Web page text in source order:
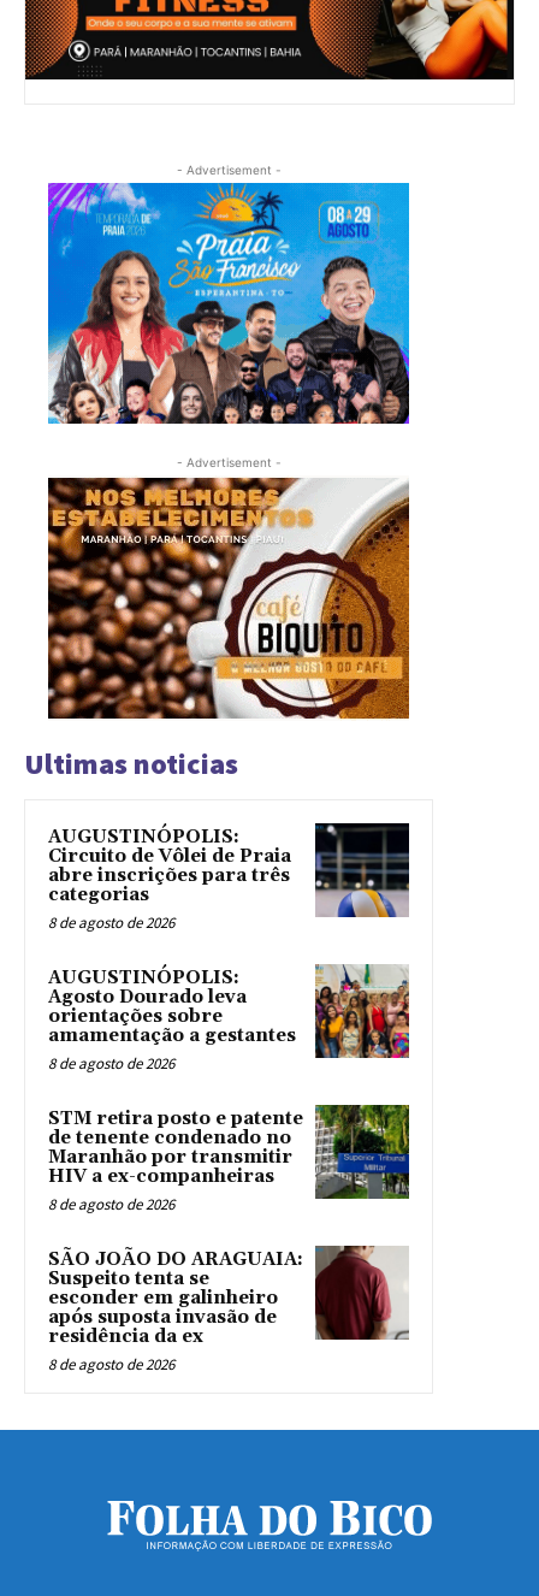
- Advertisement -
- Advertisement -
Ultimas noticias
AUGUSTINÓPOLIS:
Circuito de Vôlei de Praia
abre inscrições para três
categorias
8 de agosto de 2026
AUGUSTINÓPOLIS:
Agosto Dourado leva
orientações sobre
amamentação a gestantes
8 de agosto de 2026
STM retira posto e patente
de tenente condenado no
Maranhão por transmitir
HIV a ex-companheiras
8 de agosto de 2026
SÃO JOÃO DO ARAGUAIA:
Suspeito tenta se
esconder em galinheiro
após suposta invasão de
residência da ex
8 de agosto de 2026